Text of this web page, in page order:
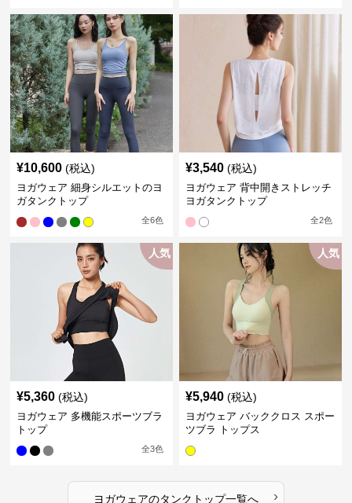
¥10,600 (税込)
ヨガウェア 細身シルエットのヨ
ガタンクトップ
全6色
¥3,540 (税込)
ヨガウェア 背中開きストレッチ
ヨガタンクトップ
全2色
人気
¥5,360 (税込)
ヨガウェア 多機能スポーツブラ
トップ
全3色
人気
¥5,940 (税込)
ヨガウェア バッククロス スポー
ツブラ トップス
ヨガウェアのタンクトップ一覧へ ›